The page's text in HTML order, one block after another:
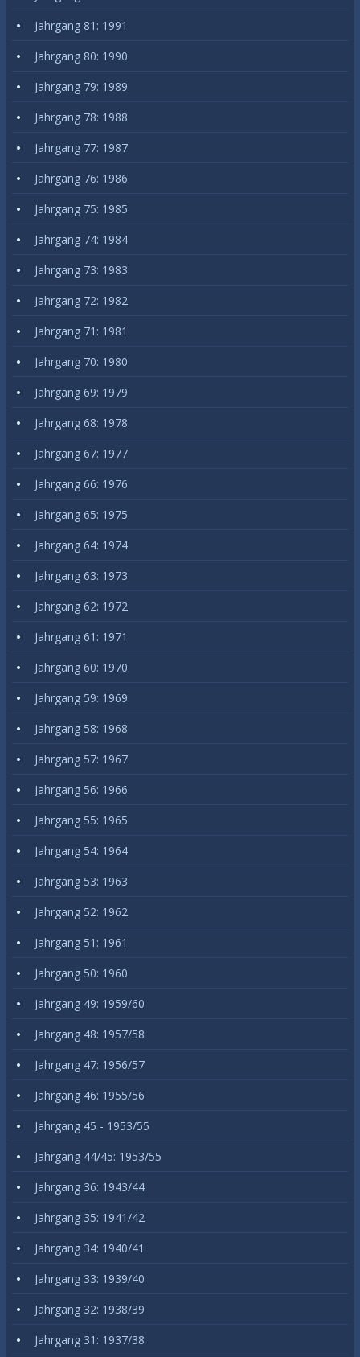
Jahrgang 81: 1991
Jahrgang 80: 1990
Jahrgang 79: 1989
Jahrgang 78: 1988
Jahrgang 77: 1987
Jahrgang 76: 1986
Jahrgang 75: 1985
Jahrgang 74: 1984
Jahrgang 73: 1983
Jahrgang 72: 1982
Jahrgang 71: 1981
Jahrgang 70: 1980
Jahrgang 69: 1979
Jahrgang 68: 1978
Jahrgang 67: 1977
Jahrgang 66: 1976
Jahrgang 65: 1975
Jahrgang 64: 1974
Jahrgang 63: 1973
Jahrgang 62: 1972
Jahrgang 61: 1971
Jahrgang 60: 1970
Jahrgang 59: 1969
Jahrgang 58: 1968
Jahrgang 57: 1967
Jahrgang 56: 1966
Jahrgang 55: 1965
Jahrgang 54: 1964
Jahrgang 53: 1963
Jahrgang 52: 1962
Jahrgang 51: 1961
Jahrgang 50: 1960
Jahrgang 49: 1959/60
Jahrgang 48: 1957/58
Jahrgang 47: 1956/57
Jahrgang 46: 1955/56
Jahrgang 45 - 1953/55
Jahrgang 44/45: 1953/55
Jahrgang 36: 1943/44
Jahrgang 35: 1941/42
Jahrgang 34: 1940/41
Jahrgang 33: 1939/40
Jahrgang 32: 1938/39
Jahrgang 31: 1937/38